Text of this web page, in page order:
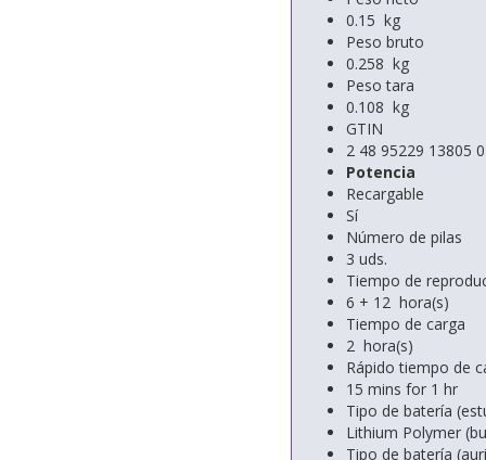
0.15 kg
Peso bruto
0.258 kg
Peso tara
0.108 kg
GTIN
2 48 95229 13805 0
Potencia
Recargable
Sí
Número de pilas
3 uds.
Tiempo de
6 + 12 hora(s)
Tiempo de carga
2 hora(s)
Rápido tiempo de
15 mins for 1 hr
Tipo de batería
Lithium Polymer
Tipo de batería